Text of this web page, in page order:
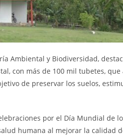
Ambiental y Biodiversidad,
con más de 100 mil tubetes,
de preservar los suelos,
por el Día Mundial de
humana al mejorar la calidad